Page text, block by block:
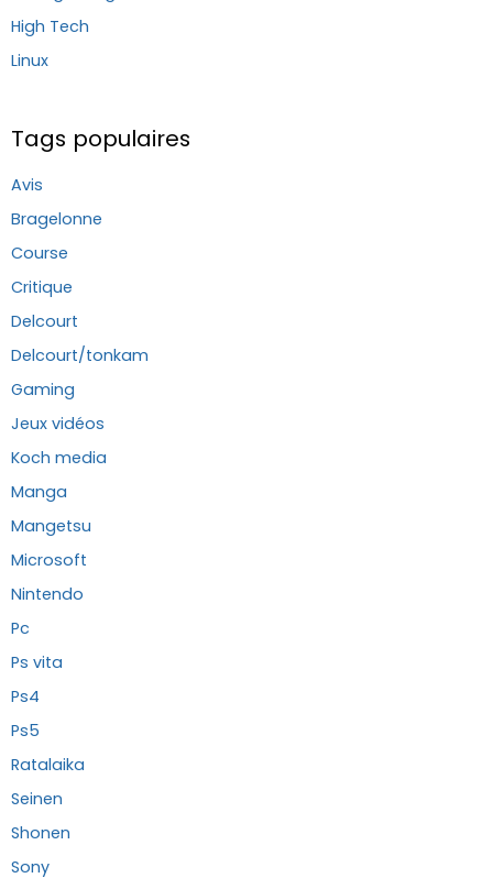
High Tech
Linux
Tags populaires
Avis
Bragelonne
Course
Critique
Delcourt
Delcourt/tonkam
Gaming
Jeux vidéos
Koch media
Manga
Mangetsu
Microsoft
Nintendo
Pc
Ps vita
Ps4
Ps5
Ratalaika
Seinen
Shonen
Sony